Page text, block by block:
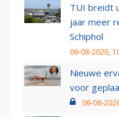
TUI breidt
jaar meer
Schiphol
06-08-2026,
Nieuwe
voor
06-08-